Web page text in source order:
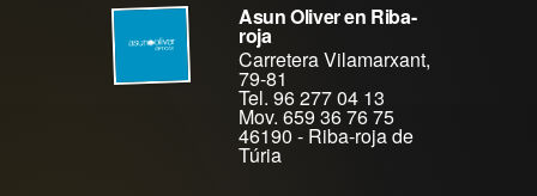
Asun Oliver en Riba-
roja
Carretera Vilamarxant,
79-81
Tel. 96 277 04 13
Mov. 659 36 76 75
46190 - Riba-roja de
Túria